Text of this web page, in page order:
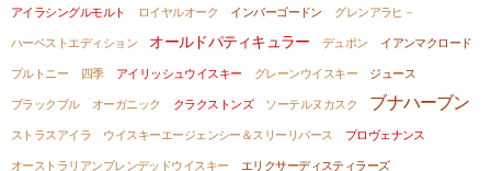
アイラシングルモルト ロイヤルオーク インバーゴードン
グレンアラヒ－
ハーベストエディション
オールドパティキュラー デュポン
イアンマクロード
プルトニー
四季 アイリッシュウイスキー グレーンウイスキー
ジュース
ブラックブル
オーガニック クラクストンズ ソーテルヌカスク ブナハーブン
ストラスアイラ ウイスキーエージェンシー＆スリーリバース
プロヴェナンス
オーストラリアンブレンデッドウイスキー
エリクサーディスティラーズ